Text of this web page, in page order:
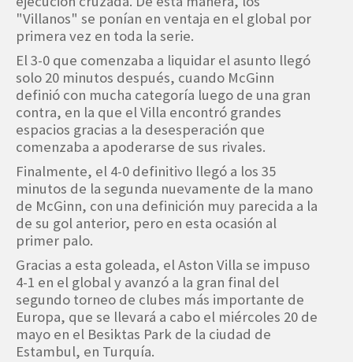
"Villanos" se ponían en ventaja en el global por
primera vez en toda la serie.
El 3-0 que comenzaba a liquidar el asunto llegó
solo 20 minutos después, cuando McGinn
definió con mucha categoría luego de una gran
contra, en la que el Villa encontró grandes
espacios gracias a la desesperación que
comenzaba a apoderarse de sus rivales.
Finalmente, el 4-0 definitivo llegó a los 35
minutos de la segunda nuevamente de la mano
de McGinn, con una definición muy parecida a la
de su gol anterior, pero en esta ocasión al
primer palo.
Gracias a esta goleada, el Aston Villa se impuso
4-1 en el global y avanzó a la gran final del
segundo torneo de clubes más importante de
Europa, que se llevará a cabo el miércoles 20 de
mayo en el Besiktas Park de la ciudad de
Estambul, en Turquía.